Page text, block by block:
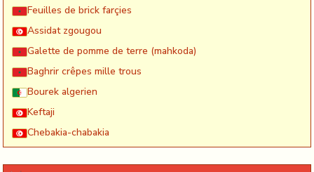
Feuilles de brick farçies
Assidat zgougou
Galette de pomme de terre (mahkoda)
Baghrir crêpes mille trous
Bourek algerien
Keftaji
Chebakia-chabakia